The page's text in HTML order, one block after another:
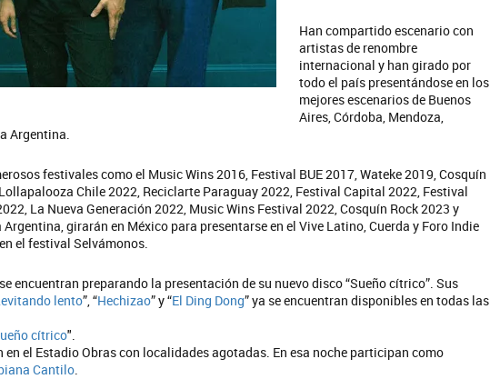
Han compartido escenario con
artistas de renombre
internacional y han girado por
todo el país presentándose en los
mejores escenarios de Buenos
Aires, Córdoba, Mendoza,
Argentina.
festivales como el Music Wins 2016, Festival BUE 2017, Wateke 2019, Cosquín
Chile 2022, Reciclarte Paraguay 2022, Festival Capital 2022, Festival
La Nueva Generación 2022, Music Wins Festival 2022, Cosquín Rock 2023 y
girarán en México para presentarse en el Vive Latino, Cuerda y Foro Indie
el festival Selvámonos.
encuentran preparando la presentación de su nuevo disco “Sueño cítrico”. Sus
lento”, “Hechizao” y “El Ding Dong” ya se encuentran disponibles en todas las
cítrico".
en el Estadio Obras con localidades agotadas. En esa noche participan como
Cantilo.